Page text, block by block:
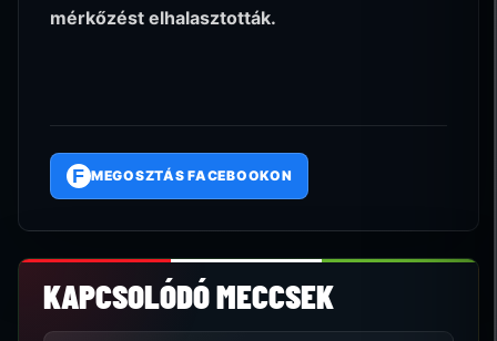
mérkőzést elhalasztották.
F MEGOSZTÁS FACEBOOKON
KAPCSOLÓDÓ MECCSEK